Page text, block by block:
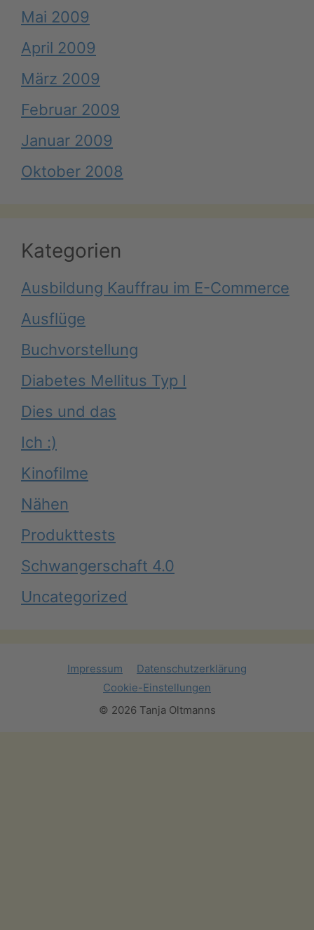
Mai 2009
April 2009
März 2009
Februar 2009
Januar 2009
Oktober 2008
Kategorien
Ausbildung Kauffrau im E-Commerce
Ausflüge
Buchvorstellung
Diabetes Mellitus Typ I
Dies und das
Ich :)
Kinofilme
Nähen
Produkttests
Schwangerschaft 4.0
Uncategorized
Impressum
Datenschutzerklärung
Cookie-Einstellungen
© 2026 Tanja Oltmanns